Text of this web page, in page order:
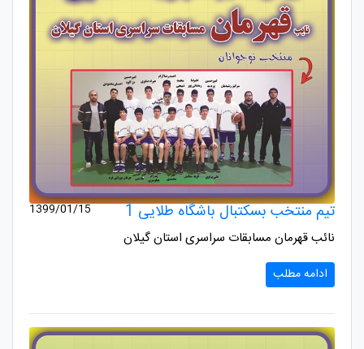
تیم منتخب بسکتبال باشگاه طلایی 1 1399/01/15
نائب قهرمان مسابقات سراسری استان گیلان
ادامه مطلب